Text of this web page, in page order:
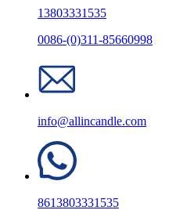
13803331535
0086-(0)311-85660998
info@allincandle.com
8613803331535